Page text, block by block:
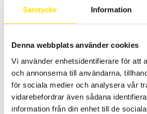
Samtycke Information
Denna webbplats använder cookies
Vi använder enhetsidentifierare för att
och annonserna till användarna,
för sociala medier och analysera vår
vidarebefordrar även sådana
information från din enhet till de
Self-levelling tryckplatta från
Self-levelling tryckplatta från Mecmesin för
används med dragprovare eller